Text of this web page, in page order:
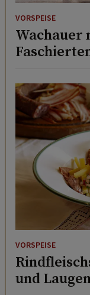
VORSPEISE
Wachauer
VORSPEISE
und